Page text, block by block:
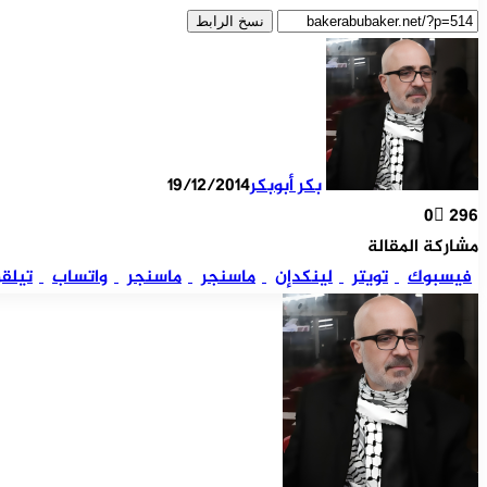
نسخ الرابط
بكر أبوبكر19/12/2014
0 296
مشاركة المقالة
فيسبوك
تويتر لينكدإن ماسنجر ماسنجر واتساب